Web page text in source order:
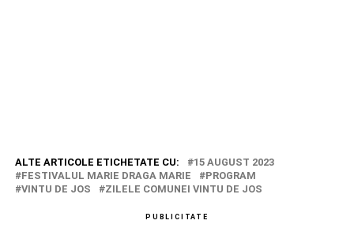
ALTE ARTICOLE ETICHETATE CU:
15 AUGUST 2023
FESTIVALUL MARIE DRAGA MARIE
PROGRAM
VINTU DE JOS
ZILELE COMUNEI VINTU DE JOS
PUBLICITATE